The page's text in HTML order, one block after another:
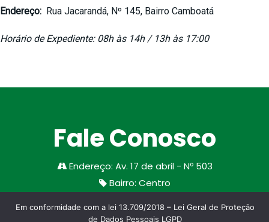
Endereço: Rua Jacarandá, Nº 145, Bairro Camboatá
Horário de Expediente: 08h às 14h / 13h às 17:00
Fale Conosco
Endereço: Av. 17 de abril - Nº 503
Bairro: Centro
CEP: 97335-000
Em conformidade com a lei 13.709/2018 – Lei Geral de Proteção
de Dados Pessoais LGPD